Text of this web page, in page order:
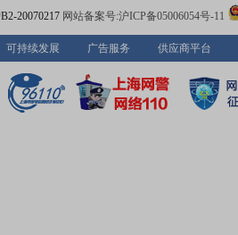
20070217 网站备案号:沪ICP备05006054号-11
可持续发展 广告服务 供应商平台